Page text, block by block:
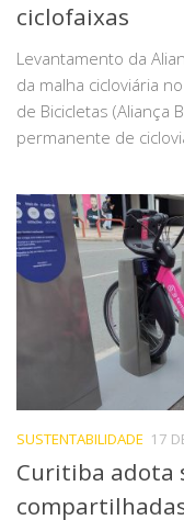
ciclofaixas
Levantamento da
da malha cicloviária
de Bicicletas (Aliança
permanente de
SUSTENTABILIDADE 17
Curitiba adota